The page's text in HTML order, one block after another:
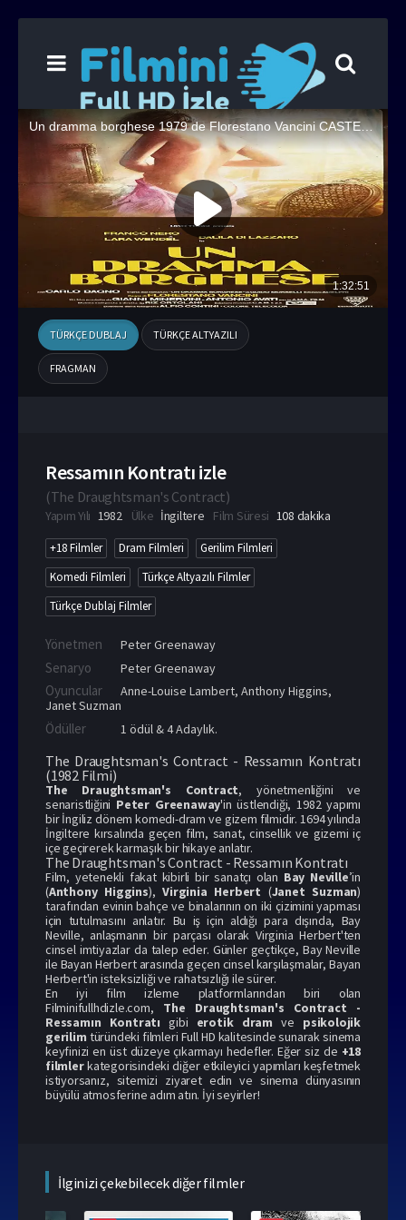
TÜRKÇE DUBLAJ TÜRKÇE ALTYAZILI
FRAGMAN
Ressamın Kontratı izle
(The Draughtsman's Contract)
Yapım Yılı 1982 Ülke İngiltere Film Süresi 108 dakika
+18 Filmler Dram Filmleri
Gerilim Filmleri
Komedi Filmleri
Türkçe Altyazılı Filmler
Türkçe Dublaj Filmler
Yönetmen Peter Greenaway
Senaryo Peter Greenaway
Oyuncular Anne-Louise Lambert, Anthony Higgins,
Janet Suzman
Ödüller 1 ödül & 4 Adaylık.
The Draughtsman's Contract - Ressamın Kontratı
(1982 Filmi)
The Draughtsman's Contract, yönetmenliğini ve
senaristliğini Peter Greenaway'in üstlendiği, 1982 yapımı
bir İngiliz dönem komedi-dram ve gizem filmidir. 1694 yılında
İngiltere kırsalında geçen film, sanat, cinsellik ve gizemi iç
içe geçirerek karmaşık bir hikaye anlatır.
The Draughtsman's Contract - Ressamın Kontratı
Film, yetenekli fakat kibirli bir sanatçı olan Bay Neville’in
(Anthony Higgins),Virginia Herbert (Janet Suzman)
tarafından evinin bahçe ve binalarının on iki çizimini yapması
için tutulmasını anlatır. Bu iş için aldığı para dışında, Bay
Neville, anlaşmanın bir parçası olarak Virginia Herbert'ten
cinsel imtiyazlar da talep eder. Günler geçtikçe, Bay Neville
ile Bayan Herbert arasında geçen cinsel karşılaşmalar, Bayan
Herbert'in isteksizliği ve rahatsızlığı ile sürer.
En iyi film izleme platformlarından biri olan
Filminifullhdizle.com, The Draughtsman's Contract -
Ressamın Kontratı gibi erotik dram ve psikolojik
gerilim türündeki filmleri Full HD kalitesinde sunarak sinema
keyfinizi en üst düzeye çıkarmayı hedefler. Eğer siz de +18
filmlerkategorisindeki diğer etkileyici yapımları keşfetmek
istiyorsanız, sitemizi ziyaret edin ve sinema dünyasının
büyülü atmosferine adım atın. İyi seyirler!
İlginizi çekebilecek diğer filmler